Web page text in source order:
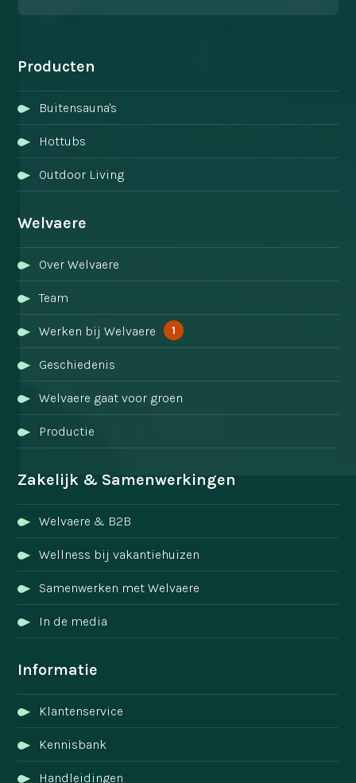
Producten
Buitensauna's
Hottubs
Outdoor Living
Welvaere
Over Welvaere
Team
Werken bij Welvaere 1
Geschiedenis
Welvaere gaat voor groen
Productie
Zakelijk & Samenwerkingen
Welvaere & B2B
Wellness bij vakantiehuizen
Samenwerken met Welvaere
In de media
Informatie
Klantenservice
Kennisbank
Handleidingen